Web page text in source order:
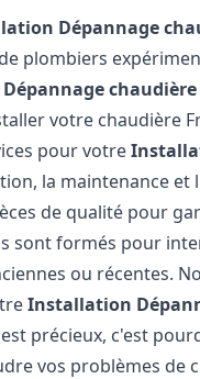
Dépannage
plombiers
votre chaudière
pour votre
la maintenance et
de qualité pour
sont formés pour
ou récentes.
Installation
précieux, c'est
vos problèmes de